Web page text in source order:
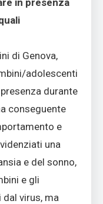
di Genova,
adolescenti
durante
conseguente
e
una
e del sonno,
e gli
virus, ma